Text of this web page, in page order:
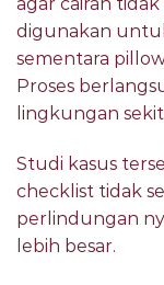
agar cairan
digunakan
sementara
Proses
lingkungan
Studi kasus
checklist tidak
perlindungan
lebih besar.